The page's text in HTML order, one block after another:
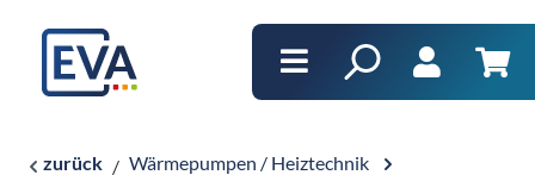
springen
zurück
Wärmepumpen / Heiztechnik